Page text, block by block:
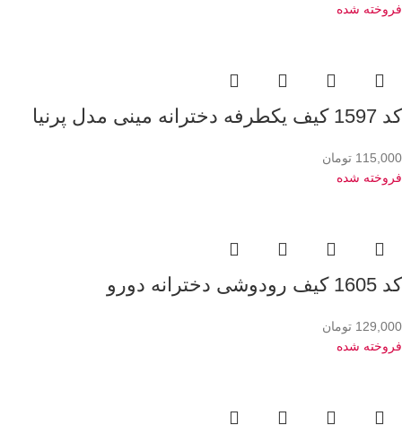
فروخته شده
کد 1597 کیف یکطرفه دخترانه مینی مدل پرنیا
115,000 تومان
فروخته شده
کد 1605 کیف رودوشی دخترانه دورو
129,000 تومان
فروخته شده